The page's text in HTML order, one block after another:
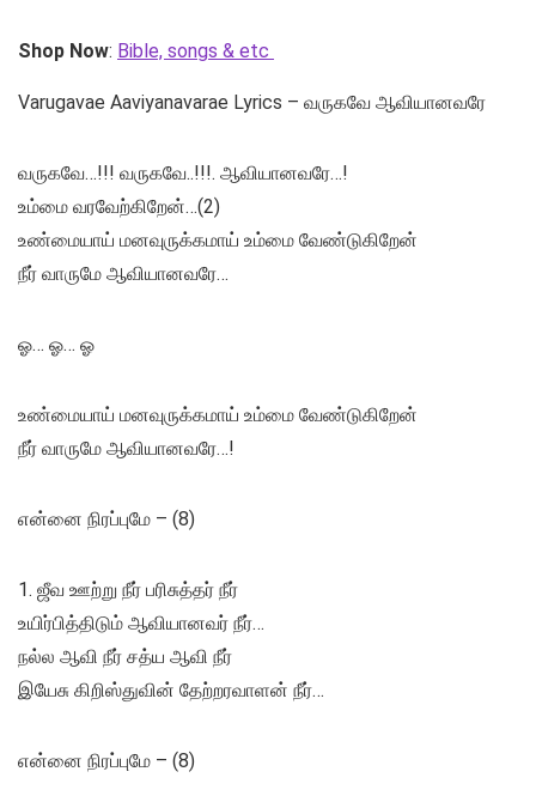
Shop Now: Bible, songs & etc
Varugavae Aaviyanavarae Lyrics – வருகவே ஆவியானவரே
வருகவே…!!! வருகவே..!!!. ஆவியானவரே…!
உம்மை வரவேற்கிறேன்…(2)
உண்மையாய் மனவுருக்கமாய் உம்மை வேண்டுகிறேன்
நீர் வாருமே ஆவியானவரே…
ஓ… ஓ… ஓ
உண்மையாய் மனவுருக்கமாய் உம்மை வேண்டுகிறேன்
நீர் வாருமே ஆவியானவரே…!
என்னை நிரப்புமே – (8)
1. ஜீவ ஊற்று நீர் பரிசுத்தர் நீர்
உயிர்பித்திடும் ஆவியானவர் நீர்…
நல்ல ஆவி நீர் சத்ய ஆவி நீர்
இயேசு கிறிஸ்துவின் தேற்றரவாளன் நீர்…
என்னை நிரப்புமே – (8)